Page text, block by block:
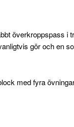
överkroppspass i
gör och en
med fyra